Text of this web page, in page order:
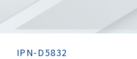
IPN-D5832